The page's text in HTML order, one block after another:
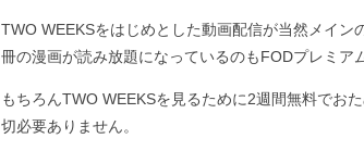
TWO WEEKSをはじめとした動画配信が当然メイ
冊の漫画が読み放題になっているのもFODプレミア
もちろんTWO WEEKSを見るために2週間無料でお
切必要ありません。